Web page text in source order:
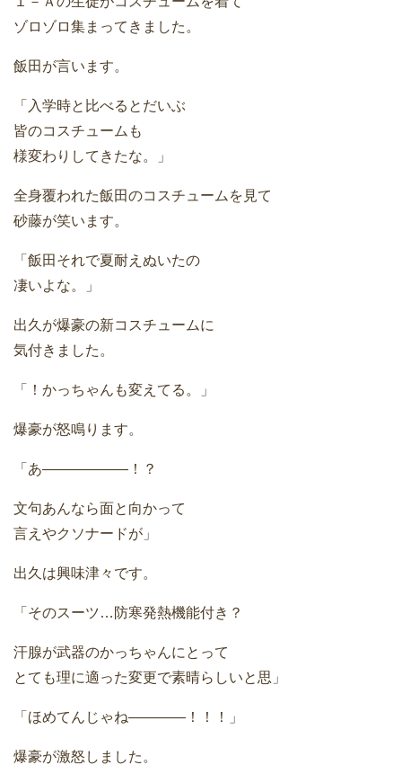
ゾロゾロ集まってきました。
飯田が言います。
「入学時と比べるとだいぶ
皆のコスチュームも
様変わりしてきたな。」
全身覆われた飯田のコスチュームを見て
砂藤が笑います。
「飯田それで夏耐えぬいたの
凄いよな。」
出久が爆豪の新コスチュームに
気付きました。
「！かっちゃんも変えてる。」
爆豪が怒鳴ります。
「あ――――――！？
文句あんなら面と向かって
言えやクソナードが」
出久は興味津々です。
「そのスーツ…防寒発熱機能付き？
汗腺が武器のかっちゃんにとって
とても理に適った変更で素晴らしいと思」
「ほめてんじゃね――――！！！」
爆豪が激怒しました。